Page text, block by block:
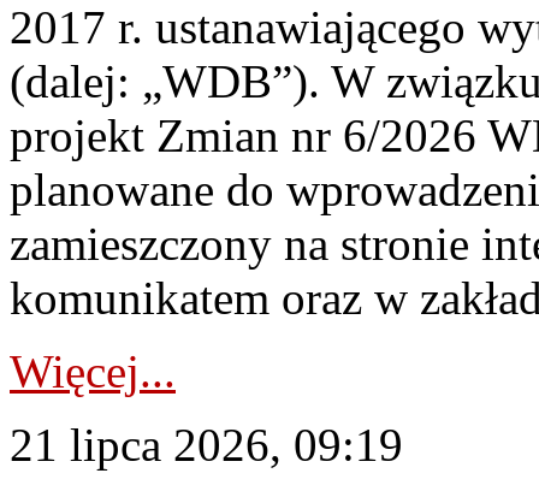
2017 r. ustanawiającego
(dalej: „WDB”). W
projekt Zmian nr 6/2026
planowane do
zamieszczony na stronie
komunikatem oraz w
Więcej...
21 lipca 2026, 09:19